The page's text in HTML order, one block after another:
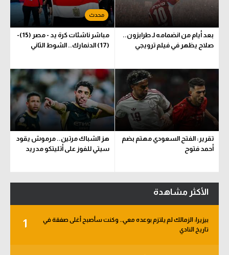
بعد أيام من انضمامه لـ طرابزون..
صلاح يظهر في فيلم ترويجي
مباشر ناشئات كرة يد - مصر (15)-
(17) الدنمارك.. الشوط الثاني
تقرير: الفتح السعودي مهتم بضم
أحمد فتوح
هز الشباك مرتين.. مرموش يقود
سيتي للفوز على أتليتكو مدريد
الأكثر مشاهدة
1
بيزيرا: الزمالك لم يلتزم بوعده معي.. وكنت سأصبح أغلى صفقة في
تاريخ النادي